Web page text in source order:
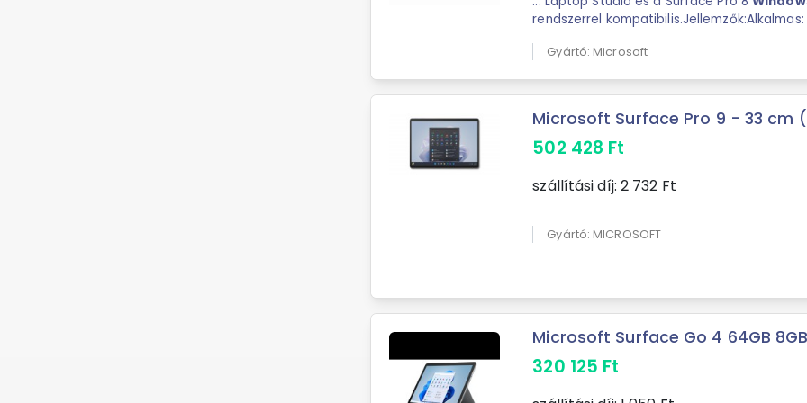
Gyártó: Microsoft
Microsoft Surface Pro 9 - 33 cm
502 428 Ft
szállítási díj: 2 732 Ft
Gyártó: MICROSOFT
Microsoft Surface Go 4 64GB
320 125 Ft